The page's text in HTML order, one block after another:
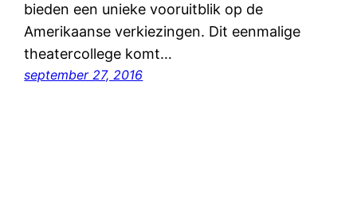
bieden een unieke vooruitblik op de
Amerikaanse verkiezingen. Dit eenmalige
theatercollege komt…
september 27, 2016